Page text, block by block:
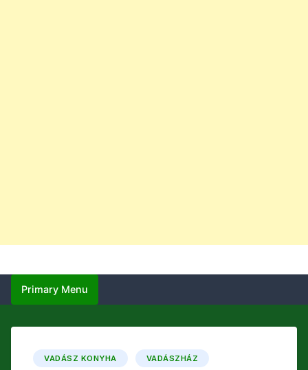
Primary Menu
VADÁSZ KONYHA VADÁSZHÁZ